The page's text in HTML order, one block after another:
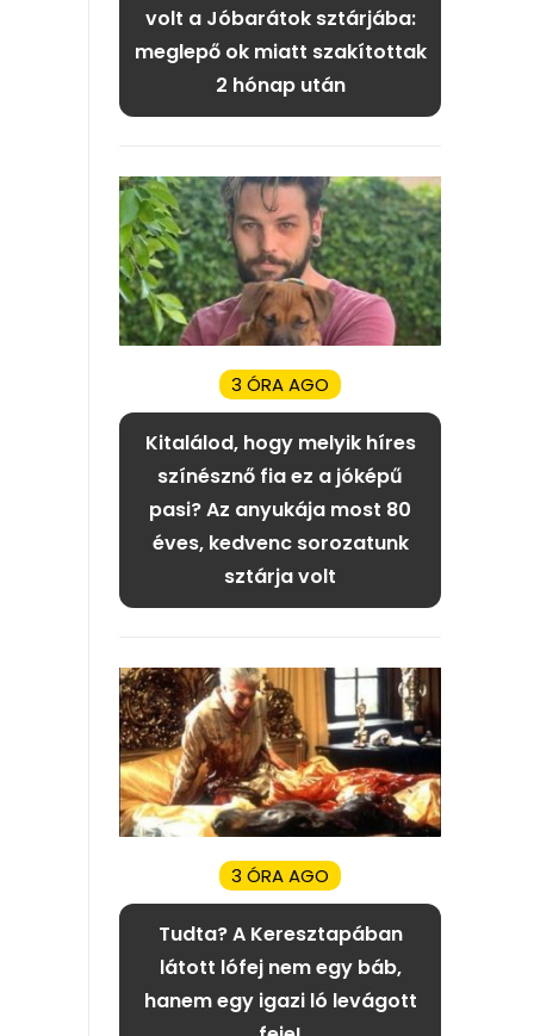
volt a Jóbarátok sztárjába:
meglepő ok miatt szakítottak
2 hónap után
3 ÓRA AGO
Kitalálod, hogy melyik híres
színésznő fia ez a jóképű
pasi? Az anyukája most 80
éves, kedvenc sorozatunk
sztárja volt
3 ÓRA AGO
Tudta? A Keresztapában
látott lófej nem egy báb,
hanem egy igazi ló levágott